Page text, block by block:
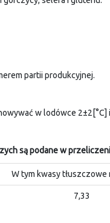
partii produkcyjnej.
w lodówce 2±2[°C]
są podane w
W tym kwasy tłuszczowe
7,33